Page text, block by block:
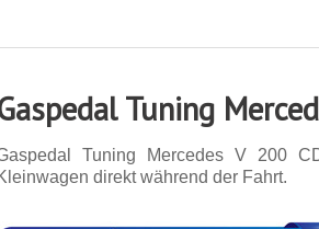
Tuning
Tuning Mercedes V 200
direkt während der Fahrt.